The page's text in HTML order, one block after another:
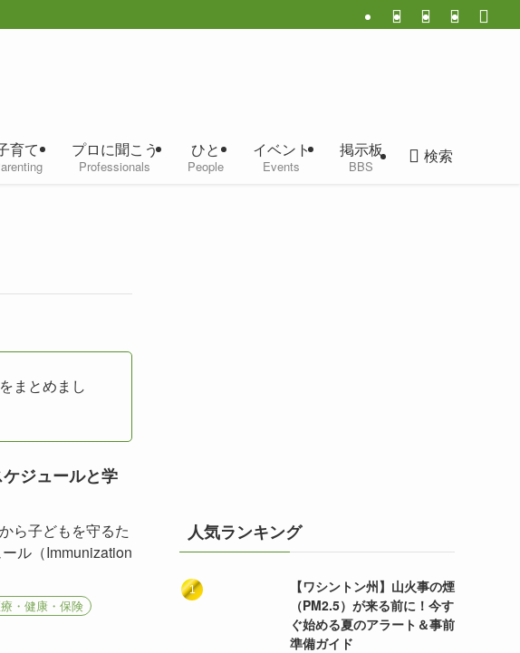
育て プロに聞こう
Professionals
ひと
People
イベント
Events
掲示板
BBS
検索
まとめまし
ジュールと学
ら子どもを守るた
ル（Immunization
・健康・保険
人気ランキング
【ワシントン州】山火事の煙
（PM2.5）が来る前に！今す
ぐ始める夏のアラート＆事前
準備ガイド